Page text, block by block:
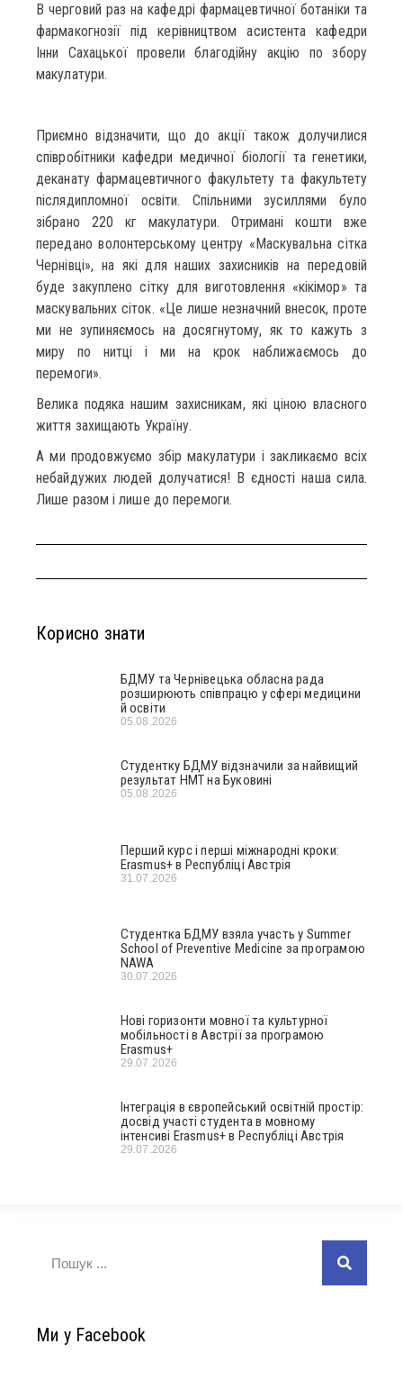
В черговий раз на кафедрі фармацевтичної ботаніки та
фармакогнозії під керівництвом асистента кафедри
Інни Сахацької провели благодійну акцію по збору
макулатури.
Приємно відзначити, що до акції також долучилися
співробітники кафедри медичної біології та генетики,
деканату фармацевтичного факультету та факультету
післядипломної освіти. Спільними зусиллями було
зібрано 220 кг макулатури. Отримані кошти вже
передано волонтерському центру «Маскувальна сітка
Чернівці», на які для наших захисників на передовій
буде закуплено сітку для виготовлення «кікімор» та
маскувальних сіток. «Це лише незначний внесок, проте
ми не зупиняємось на досягнутому, як то кажуть з
миру по нитці і ми на крок наближаємось до
перемоги».
Велика подяка нашим захисникам, які ціною власного
життя захищають Україну.
А ми продовжуємо збір макулатури і закликаємо всіх
небайдужих людей долучатися! В єдності наша сила.
Лише разом і лише до перемоги.
Корисно знати
БДМУ та Чернівецька обласна рада
розширюють співпрацю у сфері медицини
й освіти
05.08.2026
Студентку БДМУ відзначили за найвищий
результат НМТ на Буковині
05.08.2026
Перший курс і перші міжнародні кроки:
Erasmus+ в Республіці Австрія
31.07.2026
Студентка БДМУ взяла участь у Summer
School of Preventive Medicine за програмою
NAWA
30.07.2026
Нові горизонти мовної та культурної
мобільності в Австрії за програмою
Erasmus+
29.07.2026
Інтеграція в європейський освітній простір:
досвід участі студента в мовному
інтенсиві Erasmus+ в Республіці Австрія
29.07.2026
Ми у Facebook